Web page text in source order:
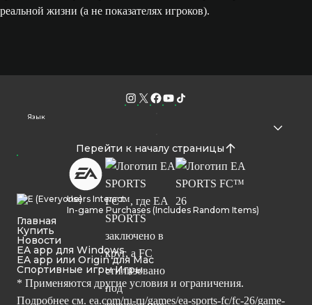
реальной жизни (а не показателях игроков).
Язык
Перейти к началу страницы
Users Interact
In-game Purchases (Includes Random Items)
Главная
Купить
Новости
EA app для Windows
EA app или Origin для Mac
Спортивные игры Игры
* Применяются другие условия и ограничения.
Подробнее см. ea.com/ru-ru/games/ea-sports-fc/fc-26/game-